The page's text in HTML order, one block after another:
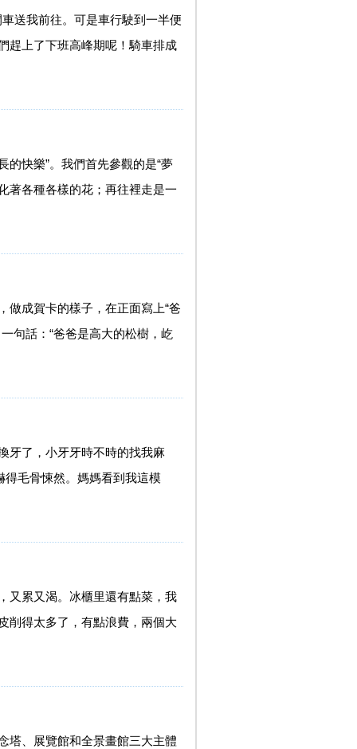
送我前往。可是車行駛到一半便
趕上了下班高峰期呢！騎車排成
的快樂”。我們首先參觀的是“夢
著各種各樣的花；再往裡走是一
做成賀卡的樣子，在正面寫上“爸
句話：“爸爸是高大的松樹，屹
牙了，小牙牙時不時的找我麻
得毛骨悚然。媽媽看到我這模
又累又渴。冰櫃里還有點菜，我
削得太多了，有點浪費，兩個大
塔、展覽館和全景畫館三大主體